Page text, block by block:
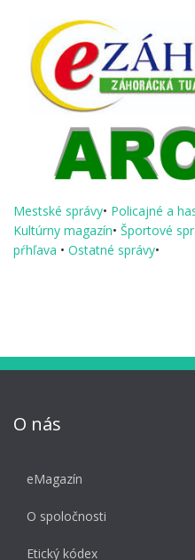
Mestské správy• Policajné a
Kultúrny magazín• Športové
pŕhľava • Ostatné správy•
O nás
eMagazín
O spoločnosti
Etický kódex